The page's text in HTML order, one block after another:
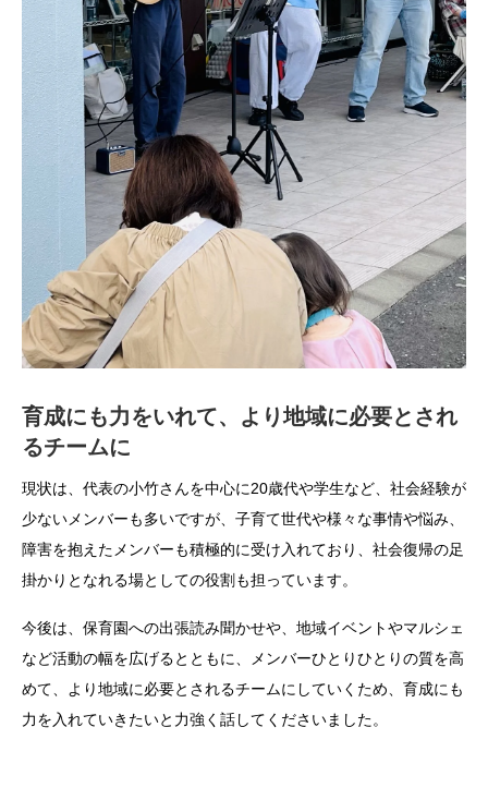
育成にも力をいれて、より地域に必要とされ
るチームに
現状は、代表の小竹さんを中心に20歳代や学生など、社会経験が
少ないメンバーも多いですが、子育て世代や様々な事情や悩み、
障害を抱えたメンバーも積極的に受け入れており、社会復帰の足
掛かりとなれる場としての役割も担っています。
今後は、保育園への出張読み聞かせや、地域イベントやマルシェ
など活動の幅を広げるとともに、メンバーひとりひとりの質を高
めて、より地域に必要とされるチームにしていくため、育成にも
力を入れていきたいと力強く話してくださいました。